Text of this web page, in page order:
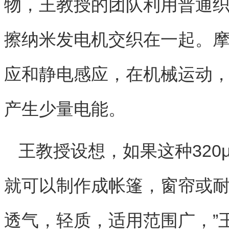
物，王教授的团队利用普通
擦纳米发电机交织在一起。
应和静电感应，在机械运动
产生少量电能。
王教授设想，如果这种
就可以制作成帐篷，窗帘或
透气，轻质，适用范围广，”